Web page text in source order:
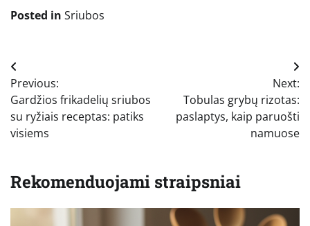
Posted in Sriubos
Navigacija
tarp
įrašų
Previous:
Gardžios frikadelių sriubos
su ryžiais receptas: patiks
visiems
Next:
Tobulas grybų rizotas:
paslaptys, kaip paruošti
namuose
Rekomenduojami straipsniai